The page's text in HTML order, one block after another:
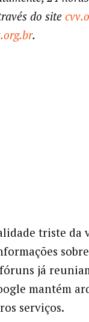
do site
.
triste da
já
mantém
serviços.